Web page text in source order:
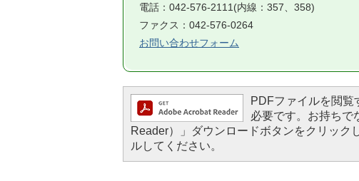
電話：042-576-2111(内線：357、358)
ファクス：042-576-0264
お問い合わせフォーム
PDFファイルを閲覧
必要です。お持ちで
Reader）」ダウンロードボタンをクリック
ルしてください。